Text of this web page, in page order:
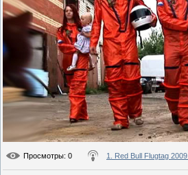
Просмотры: 0 1. Red Bull Flugtag 2009.